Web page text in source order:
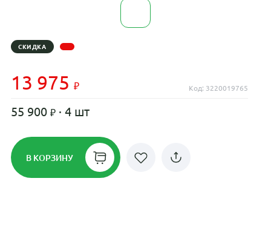
СКИДКА
13 975 Код: 3220019765
55 900 · 4 шт
В КОРЗИНУ